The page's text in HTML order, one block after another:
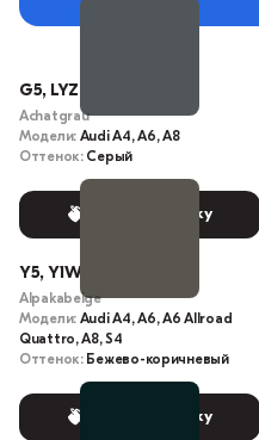
G5, LYZL, Y7I, LY7L
Achatgrau
Модели: Audi A4, A6, A8
Оттенок: Серый
Выбрать краску
Y5, Y1W, LY1W
Alpakabeige
Модели: Audi A4, A6, A6 Allroad
Quattro, A8, S4
Оттенок: Бежево-коричневый
Выбрать краску